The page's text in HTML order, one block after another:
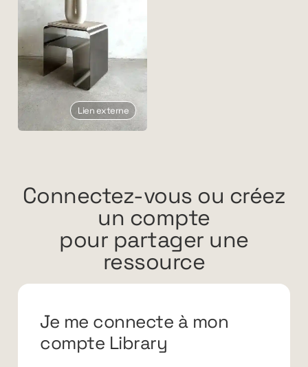
Lien externe
Connectez-vous ou créez
un compte
pour partager une
ressource
Je me connecte à mon
compte Library